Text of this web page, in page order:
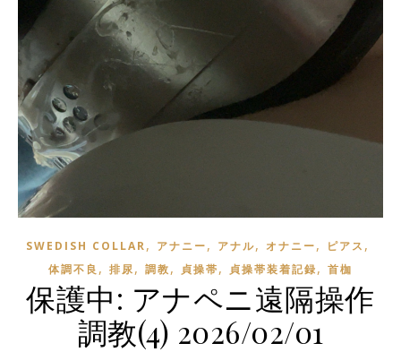
SWEDISH COLLAR, アナニー, アナル, オナニー, ピアス ,
体調不良 , 排尿, 調教, 貞操帯, 貞操帯装着記録, 首枷
保護中: アナペニ遠隔操作
調教(4) 2026/02/01